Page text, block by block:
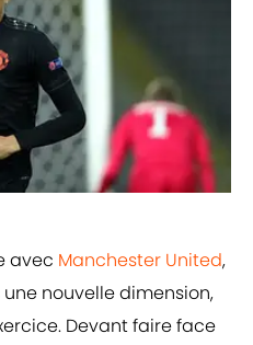
avec Manchester United,
nouvelle dimension,
Devant faire face